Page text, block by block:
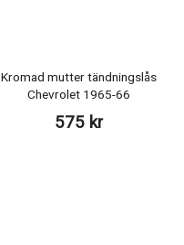
Kromad mutter tändningslås
Chevrolet 1965-66
575 kr